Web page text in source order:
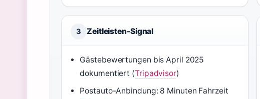
3 Zeitleisten-Signal
Gästebewertungen bis April 2025
dokumentiert (Tripadvisor)
Postauto-Anbindung: 8 Minuten Fahrzeit